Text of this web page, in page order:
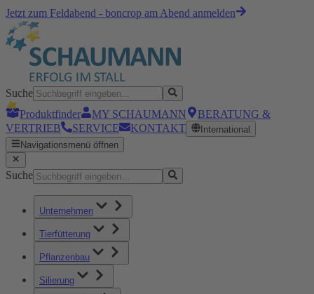
Jetzt zum Feldabend - boncrop am Abend anmelden
Suche
Produktfinder
MY SCHAUMANN
BERATUNG &
VERTRIEB
SERVICE KONTAKT
International
Navigationsmenü öffnen
Suche
Unternehmen
Tierfütterung
Pflanzenbau
Silierung